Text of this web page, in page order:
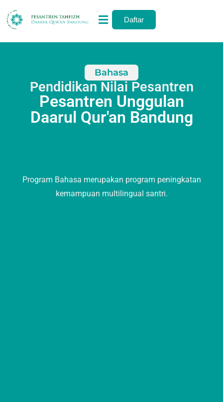
Daftar
Bahasa
Pendidikan Nilai Pesantren
Pesantren Unggulan
Daarul Qur'an Bandung
Program Bahasa merupakan program peningkatan
kemampuan multilingual santri.